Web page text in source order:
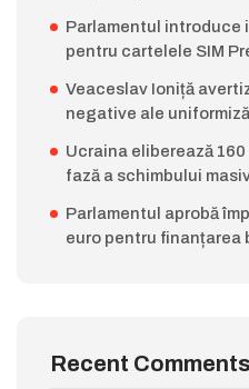
Parlamentul
pentru cartelele SIM
Veaceslav Ioniță
negative ale
Ucraina eliberează
fază a schimbului
Parlamentul aprobă
euro pentru finanțarea
Recent Comments